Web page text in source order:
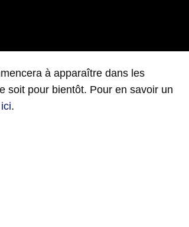
à apparaître dans les
soit pour bientôt. Pour en savoir un
ici.